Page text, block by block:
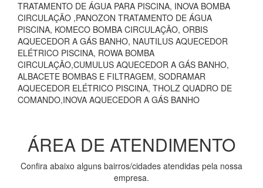
TRATAMENTO DE ÁGUA PARA PISCINA, INOVA BOMBA
CIRCULAÇÃO ,PANOZON TRATAMENTO DE ÁGUA
PISCINA, KOMECO BOMBA CIRCULAÇÃO, ORBIS
AQUECEDOR A GÁS BANHO, NAUTILUS AQUECEDOR
ELÉTRICO PISCINA, ROWA BOMBA
CIRCULAÇÃO,CUMULUS AQUECEDOR A GÁS BANHO,
ALBACETE BOMBAS E FILTRAGEM, SODRAMAR
AQUECEDOR ELÉTRICO PISCINA, THOLZ QUADRO DE
COMANDO,INOVA AQUECEDOR A GÁS BANHO
ÁREA DE ATENDIMENTO
Confira abaixo alguns bairros/cidades atendidas pela nossa
empresa.